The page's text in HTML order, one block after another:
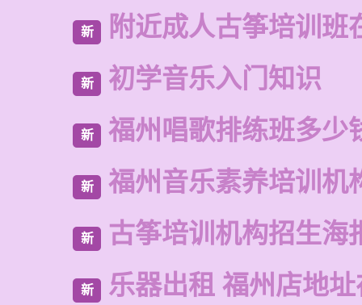
新 附近成人古筝培训班
新 初学音乐入门知识
新 福州唱歌排练班多少
新 福州音乐素养培训机
新 古筝培训机构招生海
新 乐器出租 福州店地